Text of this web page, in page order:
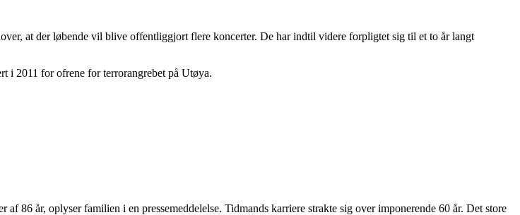
at der løbende vil blive offentliggjort flere koncerter. De har indtil videre forpligtet sig til et to år langt
i 2011 for ofrene for terrorangrebet på Utøya.
86 år, oplyser familien i en pressemeddelelse. Tidmands karriere strakte sig over imponerende 60 år. Det store